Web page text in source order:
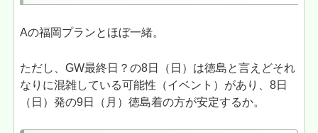
Aの福岡プランとほぼ一緒。
ただし、GW最終日？の8日（日）は徳島と言えどそれ
なりに混雑している可能性（イベント）があり、8日
（日）発の9日（月）徳島着の方が安定するか。